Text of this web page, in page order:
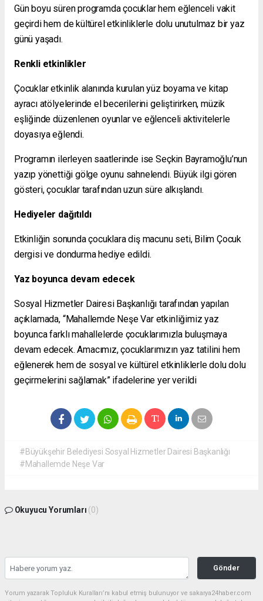
Gün boyu süren programda çocuklar hem eğlenceli vakit
geçirdi hem de kültürel etkinliklerle dolu unutulmaz bir yaz
günü yaşadı.
Renkli etkinlikler
Çocuklar etkinlik alanında kurulan yüz boyama ve kitap
ayracı atölyelerinde el becerilerini geliştirirken, müzik
eşliğinde düzenlenen oyunlar ve eğlenceli aktivitelerle
doyasıya eğlendi.
Programın ilerleyen saatlerinde ise Seçkin Bayramoğlu’nun
yazıp yönettiği gölge oyunu sahnelendi. Büyük ilgi gören
gösteri, çocuklar tarafından uzun süre alkışlandı.
Hediyeler dağıtıldı
Etkinliğin sonunda çocuklara diş macunu seti, Bilim Çocuk
dergisi ve dondurma hediye edildi.
Yaz boyunca devam edecek
Sosyal Hizmetler Dairesi Başkanlığı tarafından yapılan
açıklamada, “Mahallemde Neşe Var etkinliğimiz yaz
boyunca farklı mahallelerde çocuklarımızla buluşmaya
devam edecek. Amacımız, çocuklarımızın yaz tatilini hem
eğlenerek hem de sosyal ve kültürel etkinliklerle dolu dolu
geçirmelerini sağlamak” ifadelerine yer verildi
#Büyükşehir Belediyesi Sosyal Hizmetler Dairesi Başkanlığı
#Mahallemde Neşe Var
Okuyucu Yorumları (0)
Gönder
Yorum yazarak Topluluk Kuralları’nı kabul etmiş bulunuyor ve sakarya24haber.com